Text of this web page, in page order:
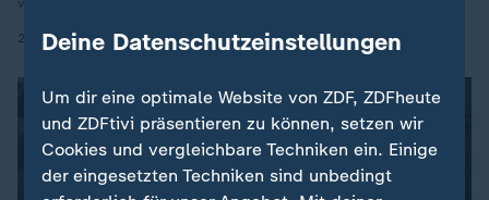
von Annette Yang
28.04.2025 | 14:00
Deine Datenschutzeinstellungen
Um dir eine optimale Website von ZDF, ZDFheute
und ZDFtivi präsentieren zu können, setzen wir
Cookies und vergleichbare Techniken ein. Einige
der eingesetzten Techniken sind unbedingt